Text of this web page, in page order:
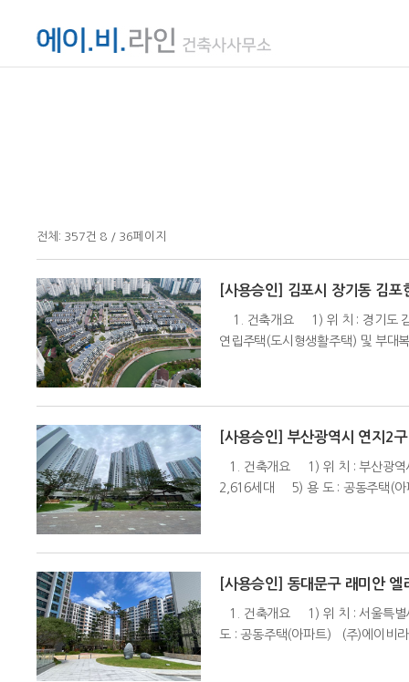
전체: 357건 8 / 36페이지
[사용승인] 김포시 장기동 김
1. 건축개요 1) 위 치 : 경기도
연립주택(도시형생활주택) 및 부대
[사용승인] 부산광역시 연지2
1. 건축개요 1) 위 치 : 부산광
2,616세대 5) 용 도 : 공동주택(아
[사용승인] 동대문구 래미안 엘
1. 건축개요 1) 위 치 : 서울특
도 : 공동주택(아파트) (주)에이비라